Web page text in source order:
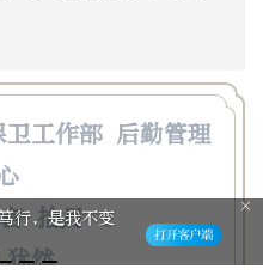
工作部 后勤管理
拾月
犹然
行，是我不变